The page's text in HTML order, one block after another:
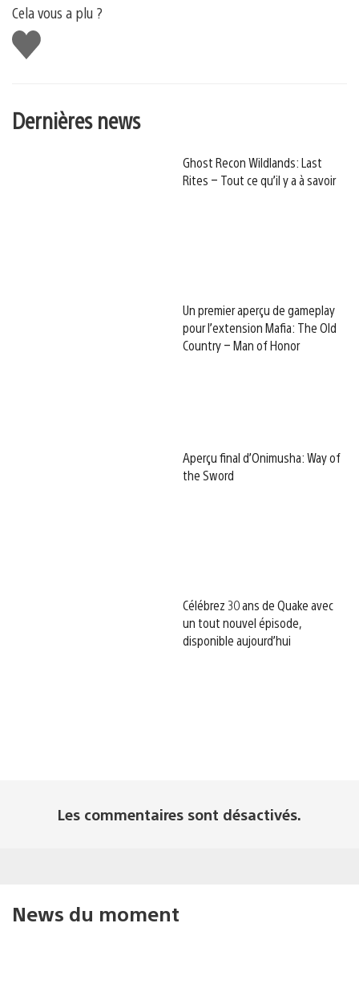
Cela vous a plu ?
J'aime
Dernières news
Ghost Recon Wildlands: Last
Rites – Tout ce qu’il y a à savoir
Un premier aperçu de gameplay
pour l’extension Mafia: The Old
Country – Man of Honor
Aperçu final d’Onimusha: Way of
the Sword
Célébrez 30 ans de Quake avec
un tout nouvel épisode,
disponible aujourd’hui
Les commentaires sont désactivés.
News du moment